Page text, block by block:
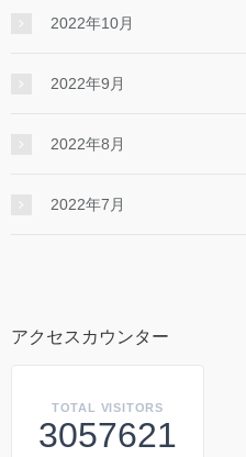
2022年10月
2022年9月
2022年8月
2022年7月
アクセスカウンター
TOTAL VISITORS
3057621